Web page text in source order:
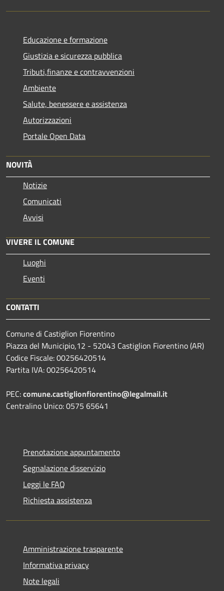
Educazione e formazione
Giustizia e sicurezza pubblica
Tributi,finanze e contravvenzioni
Ambiente
Salute, benessere e assistenza
Autorizzazioni
Portale Open Data
NOVITÀ
Notizie
Comunicati
Avvisi
VIVERE IL COMUNE
Luoghi
Eventi
CONTATTI
Comune di Castiglion Fiorentino
Piazza del Municipio,12 - 52043 Castiglion Fiorentino (AR)
Codice Fiscale: 00256420514
Partita IVA: 00256420514
PEC:comune.castiglionfiorentino@legalmail.it
Centralino Unico: 0575 65641
Prenotazione appuntamento
Segnalazione disservizio
Leggi le FAQ
Richiesta assistenza
Amministrazione trasparente
Informativa privacy
Note legali